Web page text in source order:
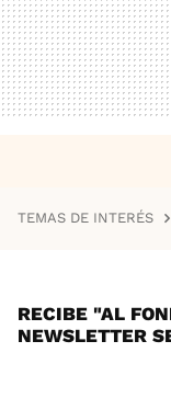
TEMAS DE INTERÉS
RECIBE "AL
NEWSLETTER